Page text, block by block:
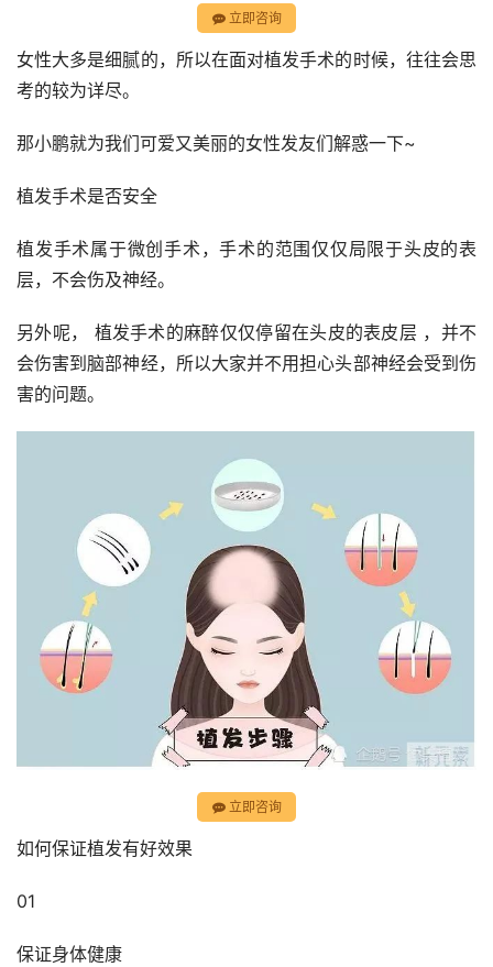
立即咨询
女性大多是细腻的，所以在面对植发手术的时候，往往会思
考的较为详尽。
那小鹏就为我们可爱又美丽的女性发友们解惑一下~
植发手术是否安全
植发手术属于微创手术，手术的范围仅仅局限于头皮的表
层，不会伤及神经。
另外呢， 植发手术的麻醉仅仅停留在头皮的表皮层 ，并不
会伤害到脑部神经，所以大家并不用担心头部神经会受到伤
害的问题。
立即咨询
如何保证植发有好效果
01
保证身体健康